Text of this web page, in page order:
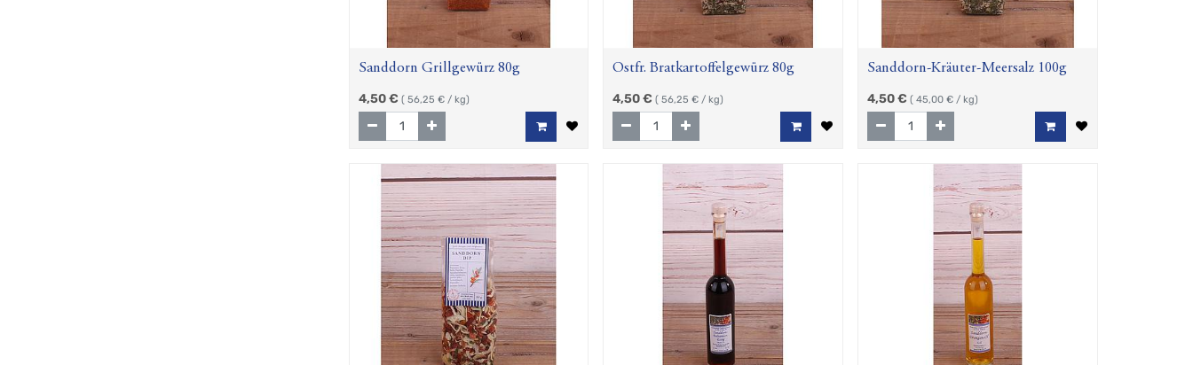
Sanddorn Grillgewürz 80g
4,50€ ( 56,25 € / kg)
Ostfr. Bratkartoffelgewürz 80g
4,50€ (56,25 € / kg)
Sanddorn-Kräuter-Meersalz 100g
4,50€ (45,00 € / kg)